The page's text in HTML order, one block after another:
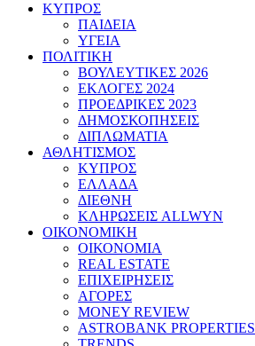
ΚΥΠΡΟΣ
ΠΑΙΔΕΙΑ
ΥΓΕΙΑ
ΠΟΛΙΤΙΚΗ
ΒΟΥΛΕΥΤΙΚΕΣ 2026
ΕΚΛΟΓΕΣ 2024
ΠΡΟΕΔΡΙΚΕΣ 2023
ΔΗΜΟΣΚΟΠΗΣΕΙΣ
ΔΙΠΛΩΜΑΤΙΑ
ΑΘΛΗΤΙΣΜΟΣ
ΚΥΠΡΟΣ
ΕΛΛΑΔΑ
ΔΙΕΘΝΗ
ΚΛΗΡΩΣΕΙΣ ALLWYN
ΟΙΚΟΝΟΜΙΚΗ
ΟΙΚΟΝΟΜΙΑ
REAL ESTATE
ΕΠΙΧΕΙΡΗΣΕΙΣ
ΑΓΟΡΕΣ
MONEY REVIEW
ASTROBANK PROPERTIES